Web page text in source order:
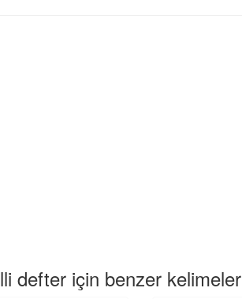
defter için benzer kelimeler